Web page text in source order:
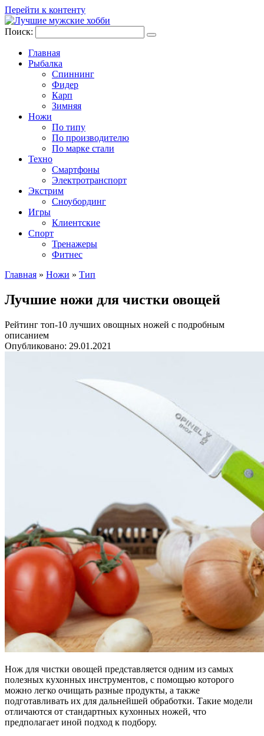
Перейти к контенту
Поиск:
Главная
Рыбалка
Спиннинг
Фидер
Карп
Зимняя
Ножи
По типу
По производителю
По марке стали
Техно
Смартфоны
Электротранспорт
Экстрим
Сноубординг
Игры
Клиентские
Спорт
Тренажеры
Фитнес
Главная » Ножи » Тип
Лучшие ножи для чистки овощей
Рейтинг топ-10 лучших овощных ножей с подробным
описанием
Опубликовано: 29.01.2021
Нож для чистки овощей представляется одним из самых
полезных кухонных инструментов, с помощью которого
можно легко очищать разные продукты, а также
подготавливать их для дальнейшей обработки. Такие модели
отличаются от стандартных кухонных ножей, что
предполагает иной подход к подбору.